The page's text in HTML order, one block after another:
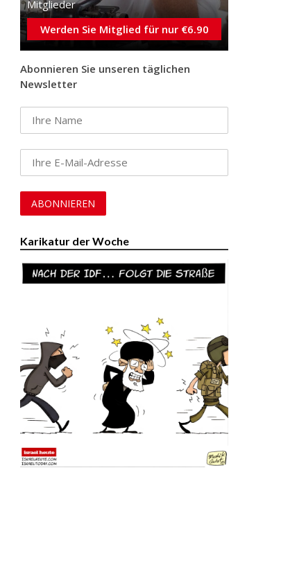
Mitglieder
Werden Sie Mitglied für nur €6.90
Abonnieren Sie unseren täglichen
Newsletter
Karikatur der Woche